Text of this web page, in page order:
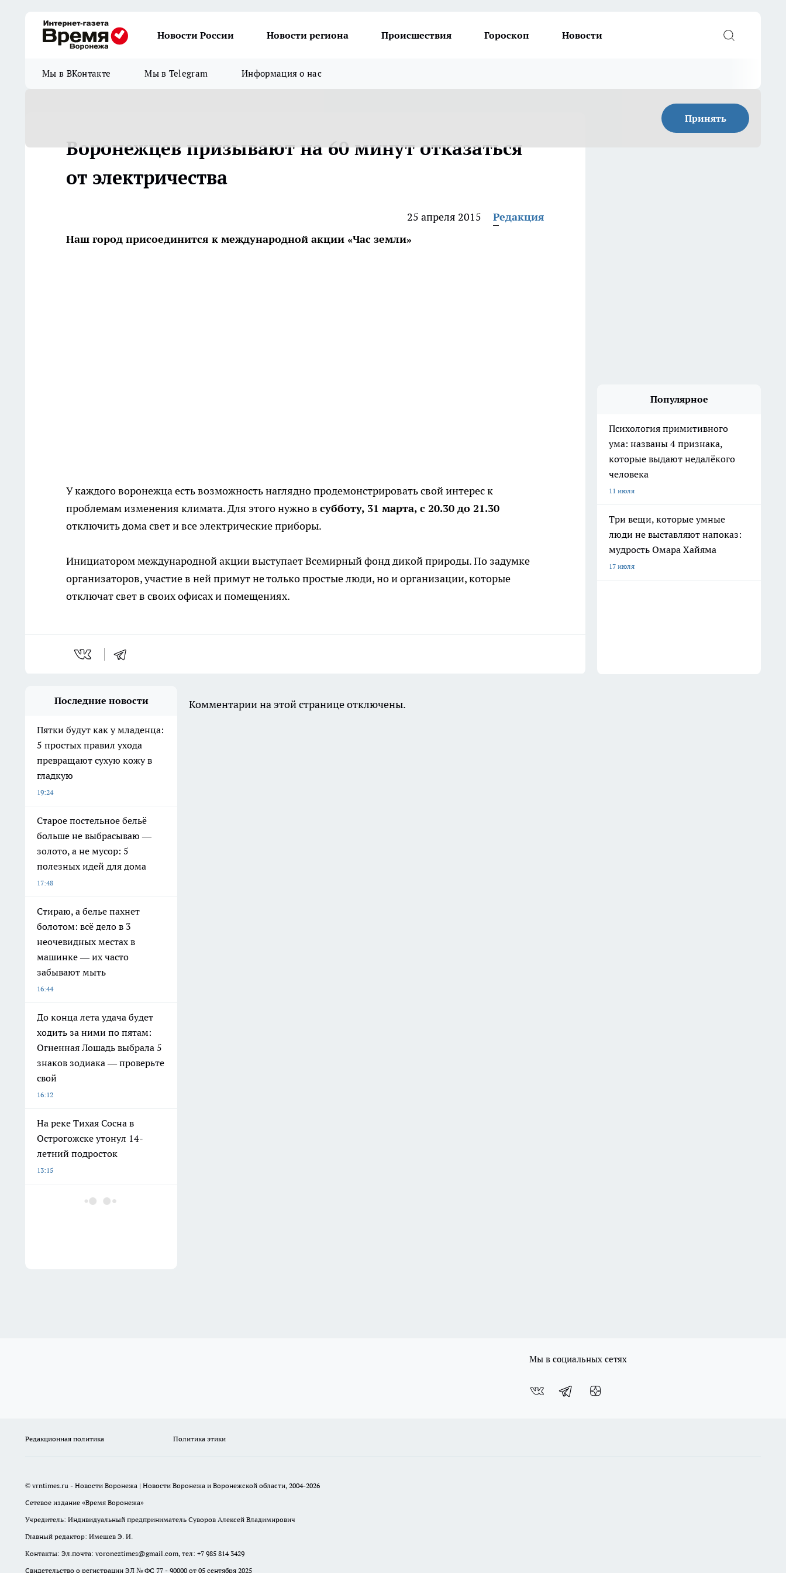
Новости России Новости региона Происшествия Гороскоп Новости
Мы в ВКонтакте Мы в Telegram Информация о нас
Принять
Воронежцев призывают на 60 минут отказаться
от электричества
25 апреля 2015
Редакция
Наш город присоединится к международной акции «Час земли»
У каждого воронежца есть возможность наглядно продемонстрировать свой интерес к
проблемам изменения климата. Для этого нужно в субботу, 31 марта, с 20.30 до 21.30
отключить дома свет и все электрические приборы.
Инициатором международной акции выступает Всемирный фонд дикой природы. По задумке
организаторов, участие в ней примут не только простые люди, но и организации, которые
отключат свет в своих офисах и помещениях.
Популярное
Психология примитивного
ума: названы 4 признака,
которые выдают недалёкого
человека
11 июля
Три вещи, которые умные
люди не выставляют напоказ:
мудрость Омара Хайяма
17 июля
Последние новости
Пятки будут как у младенца:
5 простых правил ухода
превращают сухую кожу в
гладкую
19:24
Старое постельное бельё
больше не выбрасываю —
золото, а не мусор: 5
полезных идей для дома
17:48
Стираю, а белье пахнет
болотом: всё дело в 3
неочевидных местах в
машинке — их часто
забывают мыть
16:44
До конца лета удача будет
ходить за ними по пятам:
Огненная Лошадь выбрала 5
знаков зодиака — проверьте
свой
16:12
На реке Тихая Сосна в
Острогожске утонул 14-
летний подросток
13:15
Комментарии на этой странице отключены.
Мы в социальных сетях
Редакционная политика Политика этики
© vrntimes.ru - Новости Воронежа | Новости Воронежа и Воронежской области, 2004-2026
Сетевое издание «Время Воронежа»
Учредитель: Индивидуальный предприниматель Суворов Алексей Владимирович
Главный редактор: Имешев Э. И.
Контакты: Эл.почта: voroneztimes@gmail.com, тел: +7 985 814 3429
Свидетельство о регистрации ЭЛ № ФС 77 - 90000 от 05 сентября 2025